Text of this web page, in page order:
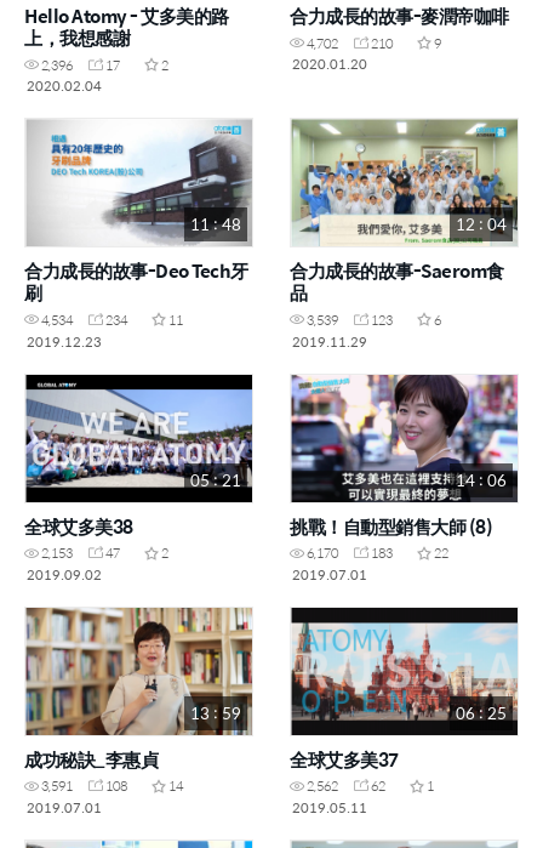
Hello Atomy - 艾多美的路
上，我想感謝
2,396 17
2
2020.02.04
合力成長的故事-麥潤帝咖啡
4,702 210
9
2020.01.20
11 : 48
合力成長的故事-Deo Tech牙
刷
4,534 234
11
2019.12.23
12 : 04
合力成長的故事-Saerom食
品
3,539 123
6
2019.11.29
05 : 21
全球艾多美38
2,153 47
2
2019.09.02
14 : 06
挑戰！自動型銷售大師 (8)
6,170 183
22
2019.07.01
13 : 59
成功秘訣_李惠貞
3,591 108
14
2019.07.01
06 : 25
全球艾多美37
2,562 62
1
2019.05.11